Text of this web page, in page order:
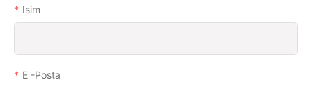
Isim
E -posta